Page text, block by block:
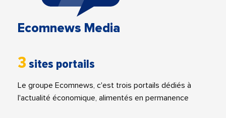
Ecomnews Media
3 sites portails
Le groupe Ecomnews, c'est trois portails dédiés à
l'actualité économique, alimentés en permanence